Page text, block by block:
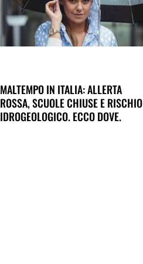
MALTEMPO IN ITALIA: ALLERTA
ROSSA, SCUOLE CHIUSE E RISCHIO
IDROGEOLOGICO. ECCO DOVE.